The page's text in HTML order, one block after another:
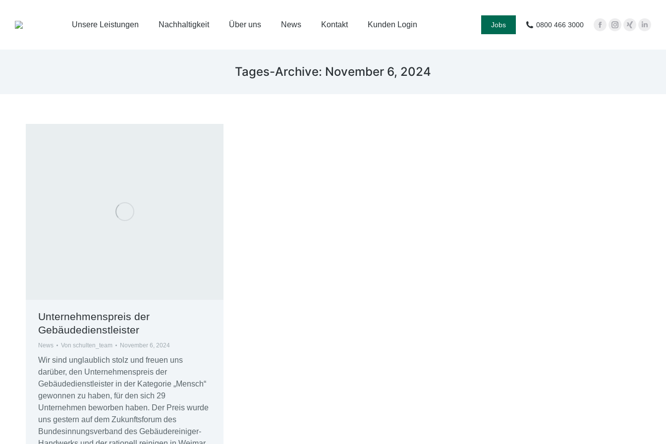
Unsere Leistungen Nachhaltigkeit Über uns News Kontakt Kunden Login Jobs 0800 466 3000
Tages-Archive: November 6, 2024
Unternehmenspreis der
Gebäudedienstleister
News Von schulten_team November 6, 2024
Wir sind unglaublich stolz und freuen uns
darüber, den Unternehmenspreis der
Gebäudedienstleister in der Kategorie „Mensch“
gewonnen zu haben, für den sich 29
Unternehmen beworben haben. Der Preis wurde
uns gestern auf dem Zukunftsforum des
Bundesinnungsverband des Gebäudereiniger-